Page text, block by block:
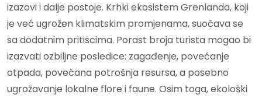
izazovi i dalje postoje. Krhki ekosistem Grenlanda, koji
je već ugrožen klimatskim promjenama, suočava se
sa dodatnim pritiscima. Porast broja turista mogao bi
izazvati ozbiljne posledice: zagađenje, povećanje
otpada, povećana potrošnja resursa, a posebno
ugrožavanje lokalne flore i faune. Osim toga, ekološki